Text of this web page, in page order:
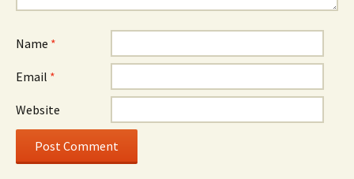
Name *
Email *
Website